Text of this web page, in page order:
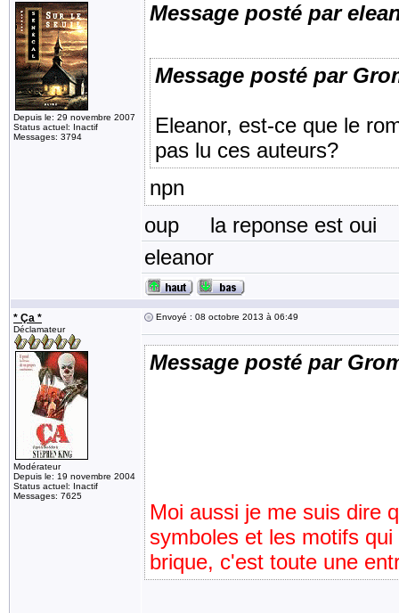
Depuis le: 29 novembre 2007
Status actuel: Inactif
Messages: 3794
Message posté par
Message posté par
Eleanor, est-ce que le
pas lu ces auteurs?
npn
oup la reponse est oui
eleanor
* Ça *
Déclamateur
Modérateur
Depuis le: 19 novembre 2004
Status actuel: Inactif
Messages: 7625
Envoyé : 08 octobre 2013 à 06:49
Message posté par
Moi aussi je me suis dire
symboles et les motifs
brique, c'est toute une